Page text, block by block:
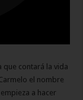
que contará la vida
el nombre
a hacer